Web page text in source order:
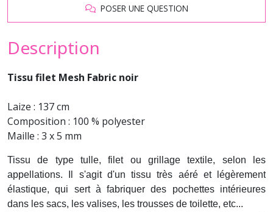
POSER UNE QUESTION
Description
Tissu filet Mesh Fabric noir
Laize : 137 cm
Composition : 100 % polyester
Maille : 3 x 5 mm
Tissu de type tulle, filet ou grillage textile, selon les
appellations. Il s'agit d'un tissu très aéré et légèrement
élastique, qui sert à fabriquer des pochettes intérieures
dans les sacs, les valises, les trousses de toilette, etc...